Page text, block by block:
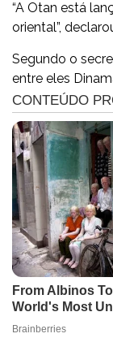
“A Otan está
oriental”,
Segundo o
entre eles